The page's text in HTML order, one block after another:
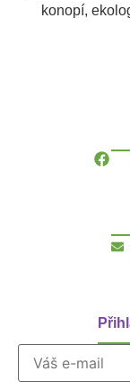
konopí,